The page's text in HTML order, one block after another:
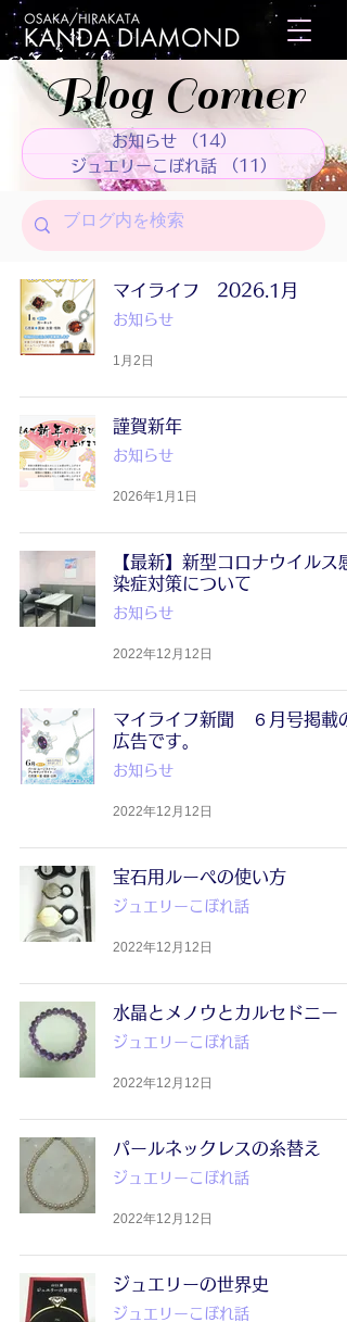
Blog Corner
お知らせ （14）
14件の記事
ジュエリーこぼれ話
（11） 11件の記
マイライフ 2026.1月
お知らせ
1月2日
謹賀新年
お知らせ
2026年1月1日
【最新】新型コロナウイルス感
染症対策について
お知らせ
2022年12月12日
マイライフ新聞 ６月号掲載の
広告です。
お知らせ
2022年12月12日
宝石用ルーペの使い方
ジュエリーこぼれ話
2022年12月12日
水晶とメノウとカルセドニー
ジュエリーこぼれ話
2022年12月12日
パールネックレスの糸替え
ジュエリーこぼれ話
2022年12月12日
ジュエリーの世界史
ジュエリーこぼれ話